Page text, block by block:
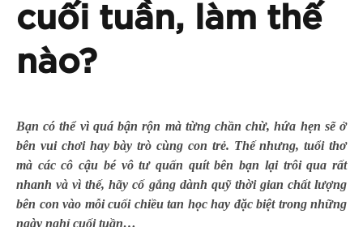
cuối tuần, làm thế
nào?
Bạn có thể vì quá bận rộn mà từng chần chừ, hứa hẹn sẽ ở
bên vui chơi hay bày trò cùng con trẻ. Thế nhưng, tuổi thơ
mà các cô cậu bé vô tư quấn quít bên bạn lại trôi qua rất
nhanh và vì thế, hãy cố gắng dành quỹ thời gian chất lượng
bên con vào mỗi cuối chiều tan học hay đặc biệt trong những
ngày nghỉ cuối tuần…